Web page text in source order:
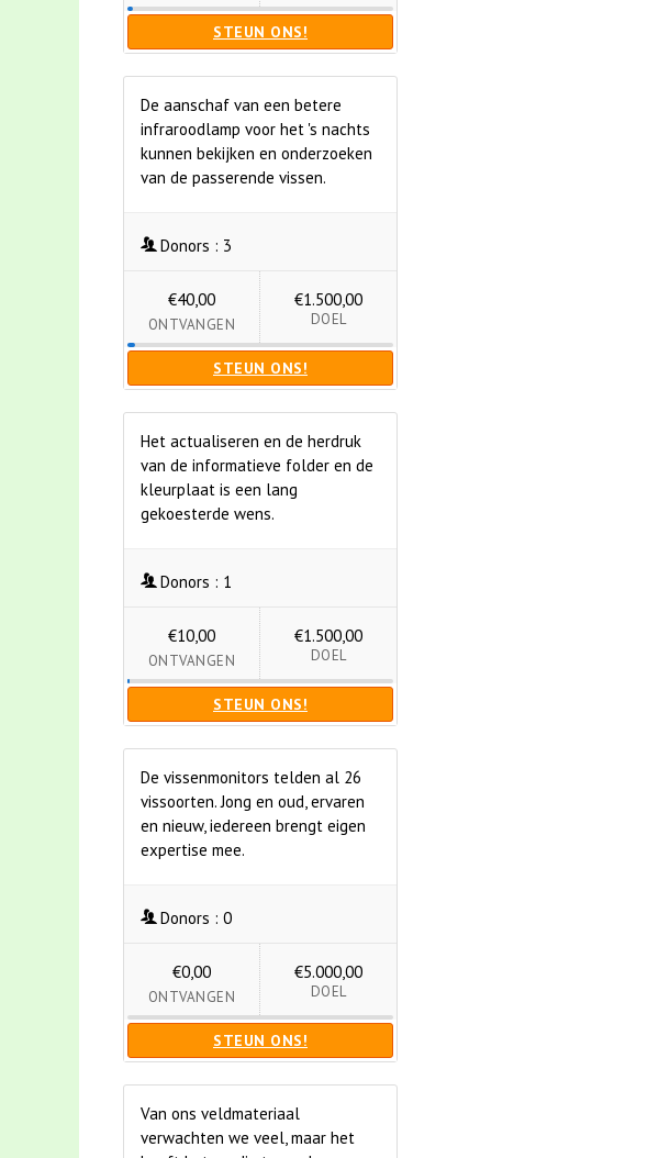
STEUN ONS!
De aanschaf van een betere
infraroodlamp voor het 's nachts
kunnen bekijken en onderzoeken
van de passerende vissen.
Donors : 3
€40,00
ONTVANGEN
€1.500,00
DOEL
STEUN ONS!
Het actualiseren en de herdruk
van de informatieve folder en de
kleurplaat is een lang
gekoesterde wens.
Donors : 1
€10,00
ONTVANGEN
€1.500,00
DOEL
STEUN ONS!
De vissenmonitors telden al 26
vissoorten. Jong en oud, ervaren
en nieuw, iedereen brengt eigen
expertise mee.
Donors : 0
€0,00
ONTVANGEN
€5.000,00
DOEL
STEUN ONS!
Van ons veldmateriaal
verwachten we veel, maar het